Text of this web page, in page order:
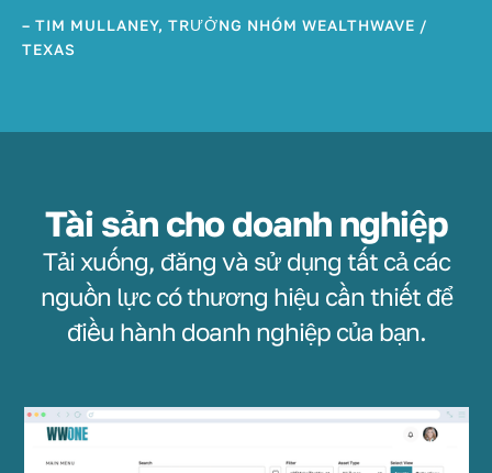
– TIM MULLANEY, TRƯỞNG NHÓM WEALTHWAVE /
TEXAS
Tài sản cho doanh nghiệp
Tải xuống, đăng và sử dụng tất cả các
nguồn lực có thương hiệu cần thiết để
điều hành doanh nghiệp của bạn.